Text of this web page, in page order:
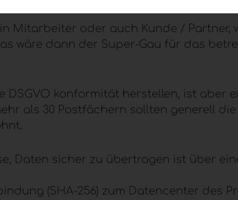
Mitarbeiter oder auch Kunde /
wäre dann der Super-Gau für das
DSGVO konformität herstellen, ist aber
als 30 Postfächern sollten generell
Daten sicher zu übertragen ist über
(SHA-256) zum Datencenter des